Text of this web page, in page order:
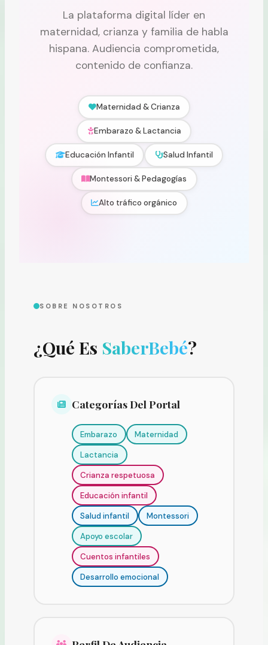
La plataforma digital líder en
maternidad, crianza y familia de habla
hispana. Audiencia comprometida,
contenido de confianza.
Maternidad & Crianza
Embarazo & Lactancia
Educación Infantil Salud Infantil
Montessori & Pedagogías
Alto tráfico orgánico
SOBRE NOSOTROS
¿Qué Es SaberBebé?
Categorías Del Portal
Embarazo
Maternidad
Lactancia
Crianza respetuosa
Educación infantil
Salud infantil
Montessori
Apoyo escolar
Cuentos infantiles
Desarrollo emocional